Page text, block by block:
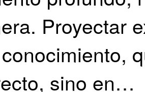
Proyectar
sino en…